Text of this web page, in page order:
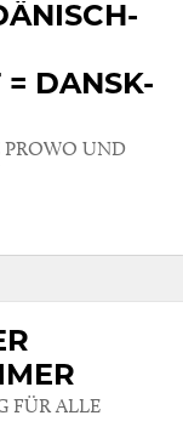
= DANSK-
PROWO UND
FÜR ALLE